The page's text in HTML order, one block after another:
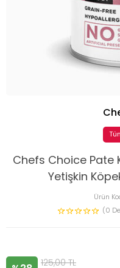
Chefs Choice Pate
Yetişkin
Ürün
(0
125,00TL